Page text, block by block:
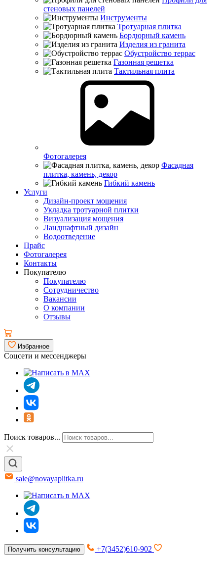
стеновых панелей
Инструменты
Тротуарная плитка
Бордюрный камень
Изделия из гранита
Обустройство террас
Газонная решетка
Тактильная плита
Фотогалерея
Фасадная
плитка, камень, декор
Гибкий камень
Услуги
Дизайн-проект мощения
Укладка тротуарной плитки
Визуализация мощения
Ландшафтный дизайн
Водоотведение
Прайс
Фотогалерея
Контакты
Покупателю
Покупателю
Сотрудничество
Вакансии
О компании
Отзывы
Избранное
Соцсети и мессенджеры
Поиск товаров...
sale@novayaplitka.ru
Получить консультацию +7(3452)610-902